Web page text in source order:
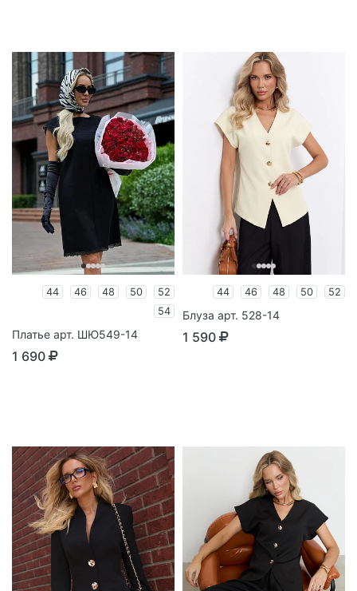
44 46 48 50
52
54
Платье арт. ШЮ549-14
1 690
44 46 48 50 52
Блуза арт. 528-14
1 590